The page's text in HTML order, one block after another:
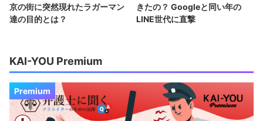
京の街に突然現れたラガーマン
達の目的とは？
きたの？ Googleと同い年の
LINE世代に直撃
KAI-YOU Premium
Premium